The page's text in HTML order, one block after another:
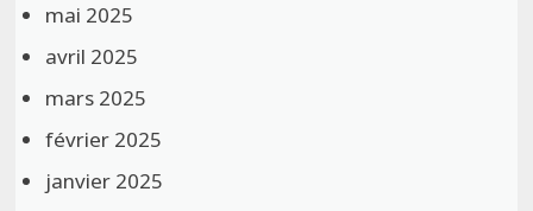
mai 2025
avril 2025
mars 2025
février 2025
janvier 2025